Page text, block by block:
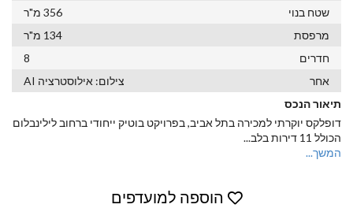
שטח בנוי
356 מ"ר
מרפסת
134 מ"ר
חדרים
8
אחר
צילום: אילוסטרציה AI
תיאור הנכס
דופלקס יוקרתי למכירה בתל אביב, בפרויקט בוטיק ייחודי ברחוב לילינבלום
הכולל 11 דירות בלב
...
המשך...
הוספה למועדפים